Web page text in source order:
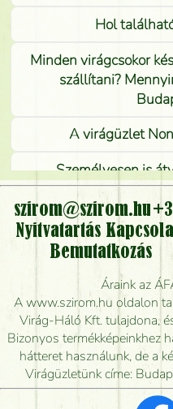
Hol
Minden virágcsokor
szállítani?
A virágüzlet
Személyesen is
virágcsokrot, vagy csak
Vidékre is
Meddig rendelhetek
Mennyire gyorsan
mikor tudják
Vörös rózsát
szirom@szirom.hu
Nyitvatartás
Bemutatkozás
Áraink az
A www.szirom.hu oldalon
Virág-Háló Kft. tulajdona,
Bizonyos termékképeinkhez
hátteret használunk, de a
Virágüzletünk címe: